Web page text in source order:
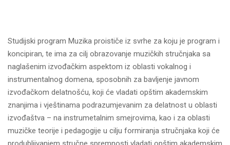
Studijski program Muzika proističe iz svrhe za koju je program i
koncipiran, te ima za cilј obrazovanje muzičkih stručnjaka sa
naglašenim izvođačkim aspektom iz oblasti vokalnog i
instrumentalnog domena, sposobnih za bavljenje javnom
izvođačkom delatnošću, koji će vladati opštim akademskim
znanjima i vještinama podrazumjevanim za delatnost u oblasti
izvođaštva – na instrumetalnim smejrovima, kao i za oblasti
muzičke teorije i pedagogije u cilјu formiranja stručnjaka koji će